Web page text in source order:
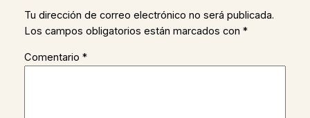
Tu dirección de correo electrónico no será publicada.
Los campos obligatorios están marcados con *
Comentario *